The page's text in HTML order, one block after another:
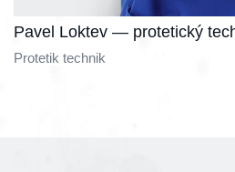
Pavel Loktev — protetický
Protetik technik